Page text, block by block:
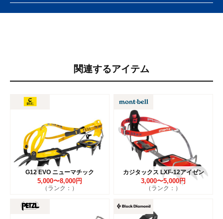
関連するアイテム
G12 EVO ニューマチック
5,000〜8,000円
（ランク：）
カジタックス LXF-12アイゼン
3,000〜5,000円
（ランク：）